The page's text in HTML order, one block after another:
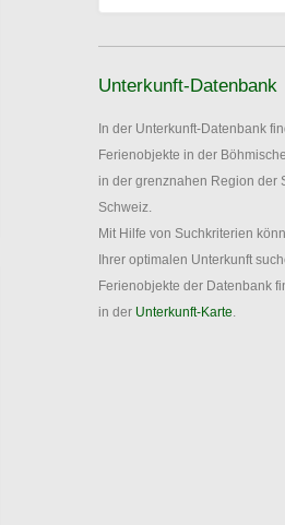
Unterkunft-Datenbank
In der Unterkunft-Datenbank
Ferienobjekte in der
in der grenznahen Region der
Schweiz.
Mit Hilfe von Suchkriterien
Ihrer optimalen Unterkunft
Ferienobjekte der Datenbank
in der Unterkunft-Karte.